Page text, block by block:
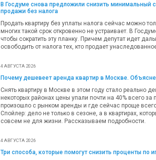
В Госдуме снова предложили снизить минимальный
продажи без налога
Продать квартиру без уплаты налога сейчас можно
многих такой срок откровенно не устраивает. В
чтобы сократить эту планку. Причем депутат идет
освободить от налога тех, кто продает
4 АВГУСТА 2026
Почему дешевеет аренда квартир в Москве.
Снять квартиру в Москве в этом году стало реально
некоторых районах цены упали почти на 40% всего за
произошло с рынком аренды и где сейчас проще
Спойлер: дело не только в сезоне, а в квартирах,
совсем не для жизни. Рассказываем подробности.
4 АВГУСТА 2026
Три способа, которые помогут снизить проценты по